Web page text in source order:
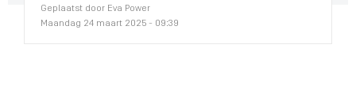
Geplaatst door Eva Power
Maandag 24 maart 2025 - 09:39